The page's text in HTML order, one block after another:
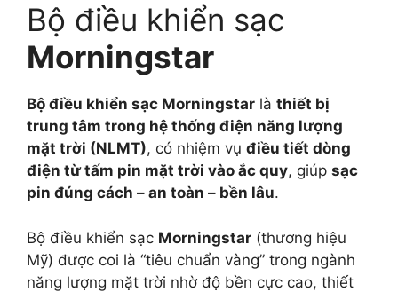
Bộ điều khiển sạc
Morningstar
Bộ điều khiển sạc Morningstar là thiết bị
trung tâm trong hệ thống điện năng lượng
mặt trời (NLMT), có nhiệm vụ điều tiết dòng
điện từ tấm pin mặt trời vào ắc quy, giúp sạc
pin đúng cách – an toàn – bền lâu.
Bộ điều khiển sạc Morningstar (thương hiệu
Mỹ) được coi là “tiêu chuẩn vàng” trong ngành
năng lượng mặt trời nhờ độ bền cực cao, thiết